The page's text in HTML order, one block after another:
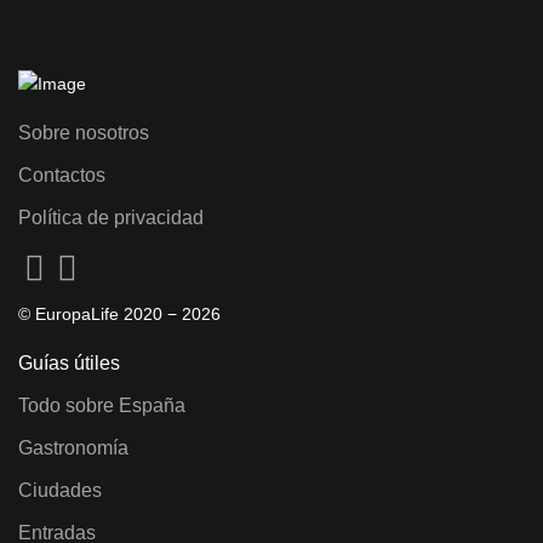
Sobre nosotros
Contactos
Política de privacidad
© EuropaLife 2020 − 2026
Guías útiles
Todo sobre España
Gastronomía
Ciudades
Entradas